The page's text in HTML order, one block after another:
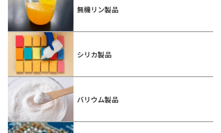
無機リン製品
シリカ製品
バリウム製品